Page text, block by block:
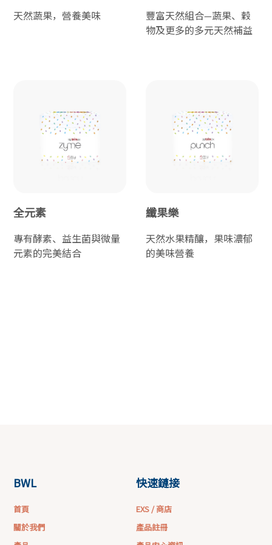
天然蔬果，營養美味
豐富天然組合—蔬果、穀
物及更多的多元天然補益
全元素
專有酵素、益生菌與微量
元素的完美結合
纖果樂
天然水果精釀，果味濃郁
的美味營養
BWL
首頁
關於我們
快速鏈接
EXS / 商店
產品註冊